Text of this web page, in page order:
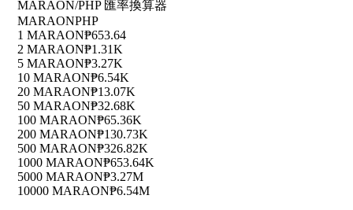
MARAON/PHP 匯率換算器
MARAONPHP
1 MARAON₱653.64
2 MARAON₱1.31K
5 MARAON₱3.27K
10 MARAON₱6.54K
20 MARAON₱13.07K
50 MARAON₱32.68K
100 MARAON₱65.36K
200 MARAON₱130.73K
500 MARAON₱326.82K
1000 MARAON₱653.64K
5000 MARAON₱3.27M
10000 MARAON₱6.54M